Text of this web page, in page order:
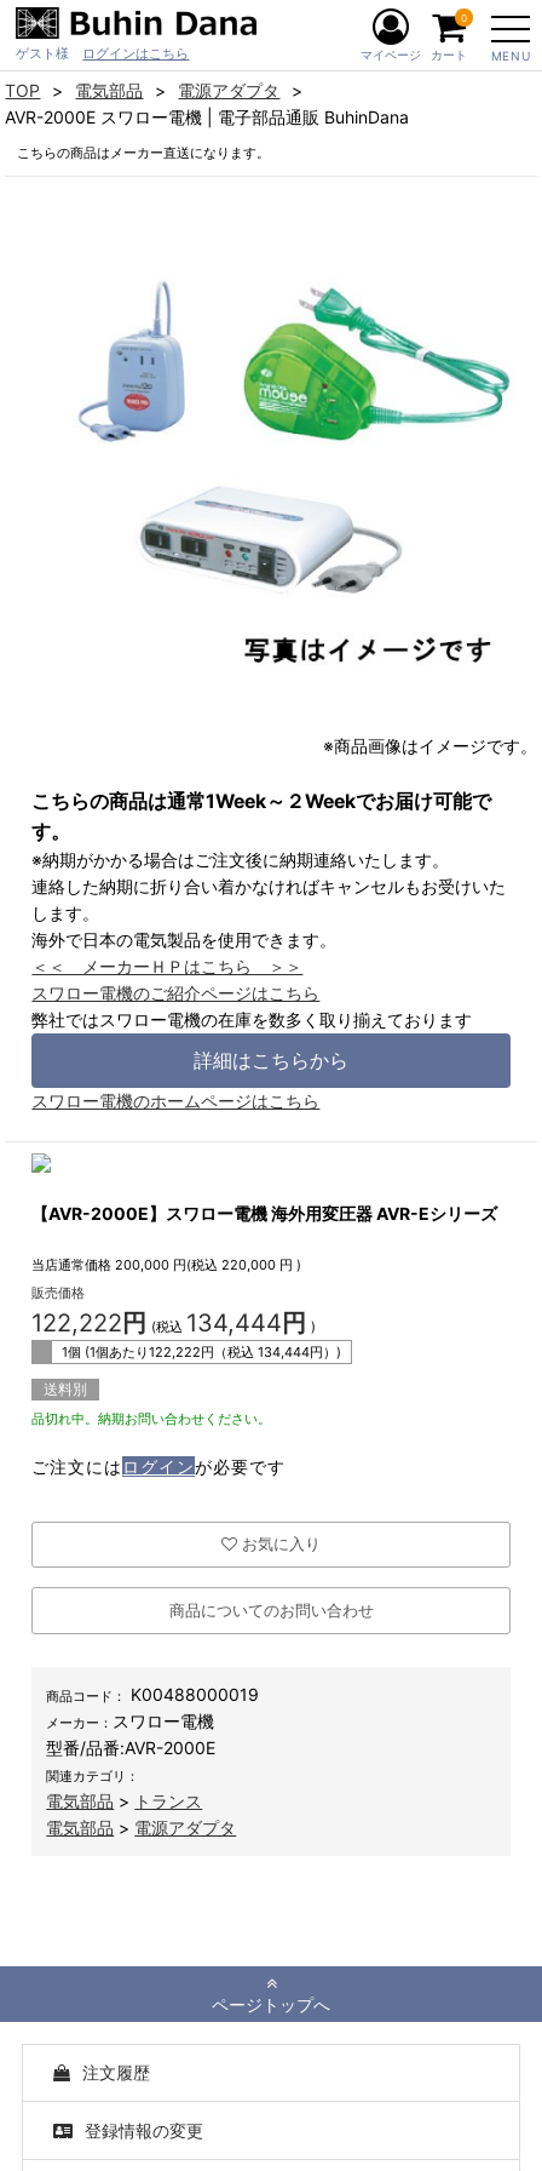
ゲスト様 ログインはこちら MENU
マイページ カート
0
TOP 電気部品
電源アダプタ
AVR-2000E スワロー電機 | 電子部品通販 BuhinDana
こちらの商品はメーカー直送になります。
※商品画像はイメージです。
こちらの商品は通常1Week～２Weekでお届け可能で
す。
※納期がかかる場合はご注文後に納期連絡いたします。
連絡した納期に折り合い着かなければキャンセルもお受けいた
します。
海外で日本の電気製品を使用できます。
＜＜ メーカーＨＰはこちら ＞＞
スワロー電機のご紹介ページはこちら
弊社ではスワロー電機の在庫を数多く取り揃えております
詳細はこちらから
スワロー電機のホームページはこちら
【AVR-2000E】スワロー電機 海外用変圧器 AVR-Eシリーズ
当店通常価格 200,000 円(税込 220,000 円 )
販売価格
122,222 円 (税込 134,444 円 )
1個 (1個あたり122,222円（税込134,444円）)
送料別
品切れ中。納期お問い合わせください。
ご注文には ログインが必要です
お気に入り
商品についてのお問い合わせ
商品コード： K00488000019
メーカー： スワロー電機
型番/品番:AVR-2000E
関連カテゴリ：
電気部品 > トランス
電気部品 > 電源アダプタ
ページトップへ
注文履歴
登録情報の変更